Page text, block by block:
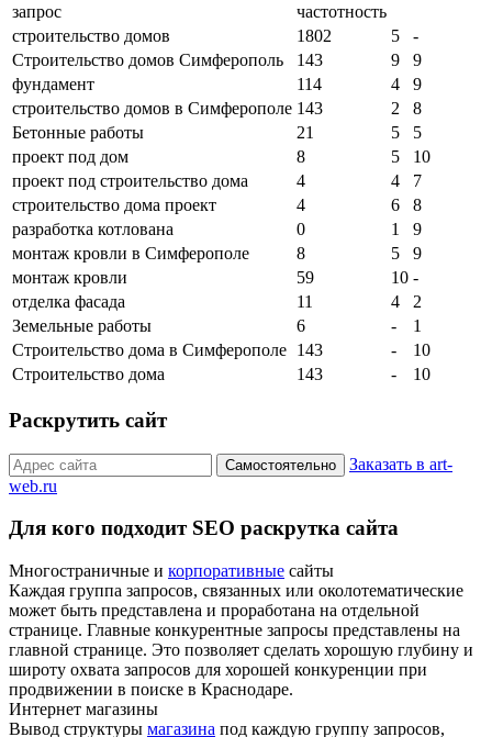
запрос
частотность
строительство домов
1802 5
-
Строительство домов Симферополь
143 9
9
фундамент
114 4
9
строительство домов в Симферополе 143 2
8
Бетонные работы
21 5
5
проект под дом
8 5
10
проект под строительство дома
4 4
7
строительство дома проект
4 6
8
разработка котлована
0 1
9
монтаж кровли в Симферополе
8 5
9
монтаж кровли
59 10 -
отделка фасада
11 4
2
Земельные работы
6 -
1
Строительство дома в Симферополе 143 -
10
Строительство дома
143 - 10
Раскрутить сайт
Самостоятельно
Заказать в art-
web.ru
Для кого подходит SEO раскрутка сайта
Многостраничные и корпоративные сайты
Каждая группа запросов, связанных или околотематические
может быть представлена и проработана на отдельной
странице. Главные конкурентные запросы представлены на
главной странице. Это позволяет сделать хорошую глубину и
широту охвата запросов для хорошей конкуренции при
продвижении в поиске в Краснодаре.
Интернет магазины
Вывод структуры магазина под каждую группу запросов,